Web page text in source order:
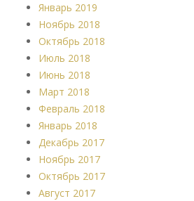
Январь 2019
Ноябрь 2018
Октябрь 2018
Июль 2018
Июнь 2018
Март 2018
Февраль 2018
Январь 2018
Декабрь 2017
Ноябрь 2017
Октябрь 2017
Август 2017